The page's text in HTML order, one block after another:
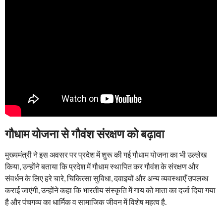
गौधाम योजना से गौवंश संरक्षण को बढ़ावा
मुख्यमंत्री ने इस अवसर पर प्रदेश में शुरू की गई गौधाम योजना का भी उल्लेख
किया, उन्होंने बताया कि प्रदेश में गौधाम स्थापित कर गौवंश के संरक्षण और
संवर्धन के लिए हरे चारे, चिकित्सा सुविधा, दवाइयों और अन्य व्यवस्थाएँ उपलब्ध
कराई जाएंगी, उन्होंने कहा कि भारतीय संस्कृति में गाय को माता का दर्जा दिया गया
है और पंचगव्य का धार्मिक व सामाजिक जीवन में विशेष महत्व है.